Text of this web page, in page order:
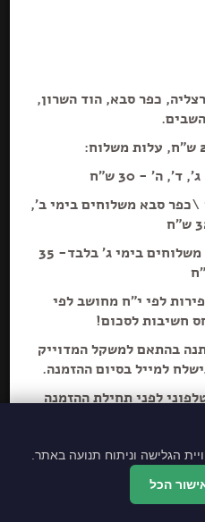
הוספה+
כפר סבא, הוד השרון,
ה' - 30 ש"ח
\כפר סבא משלוחים בימי ב',
הוד השרון\רמות השבים- משלוחים בימי ג' בלבד- 35
לפי י"ח מחושב לפי
חשיבות לסכום!
בהתאם למשקל המדוייק
למייל בסיום ההזמנה.
לפני תחילת ההזמנה
לסחורה הכי
מלאה לנכים.
הגלישה וניתוח תנועה באתר.
הכל